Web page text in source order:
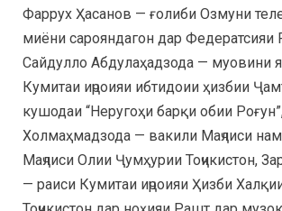
Фаррух Ҳасанов — ғолиби Озмуни
миёни сарояндагон дар Федератсияи
Сайдулло Абдулаҳадзода — муовини
Кумитаи иҷроияи ибтидоии ҳизбии
кушодаи “Неругоҳи барқи обии
Холмаҳмадзода — вакили Маҷлиси
Маҷлиси Олии Ҷумҳурии Тоҷикистон,
— раиси Кумитаи иҷроияи Ҳизби